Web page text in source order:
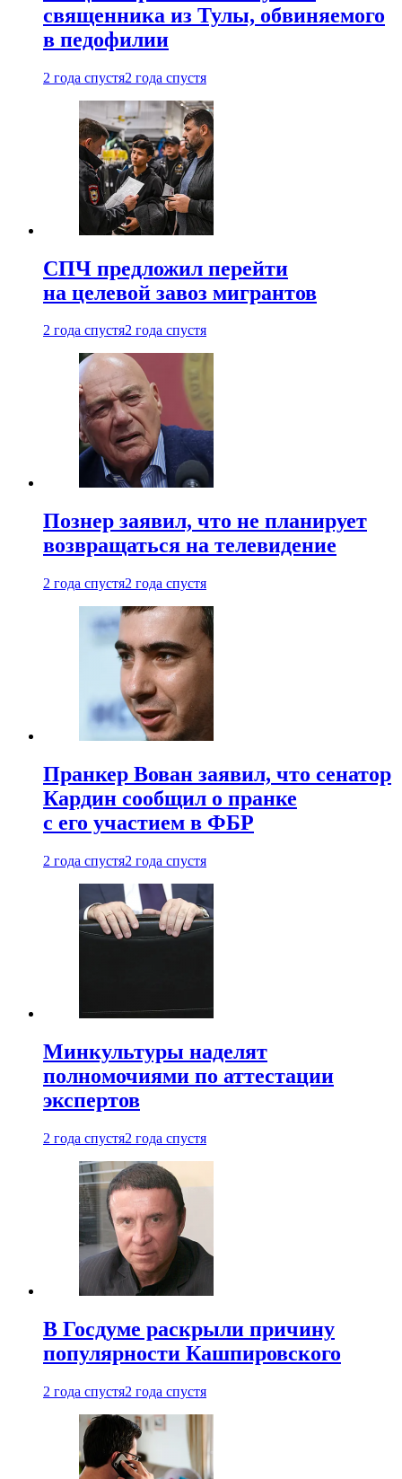
священника из Тулы, обвиняемого
в педофилии
2 года спустя2 года спустя
СПЧ предложил перейти
на целевой завоз мигрантов
2 года спустя2 года спустя
Познер заявил, что не планирует
возвращаться на телевидение
2 года спустя2 года спустя
Пранкер Вован заявил, что сенатор
Кардин сообщил о пранке
с его участием в ФБР
2 года спустя2 года спустя
Минкультуры наделят
полномочиями по аттестации
экспертов
2 года спустя2 года спустя
В Госдуме раскрыли причину
популярности Кашпировского
2 года спустя2 года спустя